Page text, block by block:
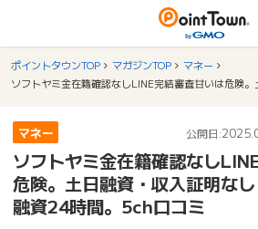
ポイントタウンTOP マガジンTOP
マネー
マネー 公開日:
ソフトヤミ金在籍確認なし
危険。土日融資・収入証明な
融資24時間。5ch口コミ